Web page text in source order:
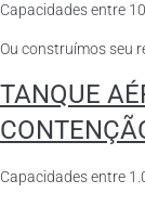
Capacidades entre
Ou construímos seu
TANQUE
Capacidades entre